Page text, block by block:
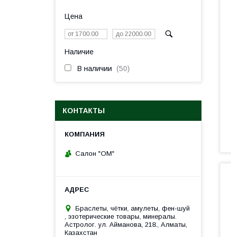
Цена
Наличие
В наличии 50
КОНТАКТЫ
Салон "ОМ"
Браслеты, чётки, амулеты, фен-шуй
, эзотерические товары, минералы.
Астролог. ул. Айманова, 218., Алматы,
Казахстан